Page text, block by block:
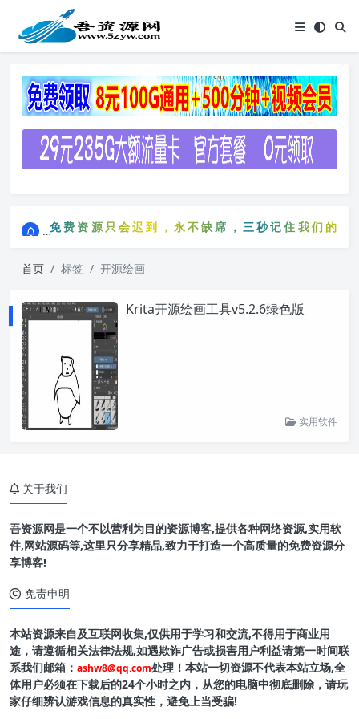
免费资源只会迟到，永不缺席，三秒记住我们的
免费资源只会迟到，永不缺席，三秒记住我们
首页 标签 开源绘画
Krita开源绘画工具v5.2.6绿色版
实用软件
关于我们
吾资源网是一个不以营利为目的资源博客,提供各种网络资源,实用软
件,网站源码等,这里只分享精品,致力于打造一个高质量的免费资源分
享博客!
免责申明
本站资源来自及互联网收集,仅供用于学习和交流,不得用于商业用
途，请遵循相关法律法规,如遇欺诈广告或损害用户利益请第一时间联
系我们邮箱： ashw8@qq.com处理！本站一切资源不代表本站立场,全
体用户必须在下载后的24个小时之内，从您的电脑中彻底删除，请玩
家仔细辨认游戏信息的真实性，避免上当受骗!